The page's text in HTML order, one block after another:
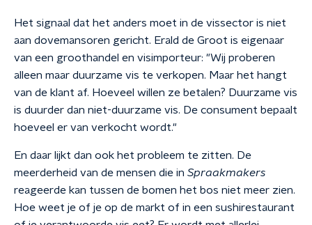
Het signaal dat het anders moet in de vissector is niet
aan dovemansoren gericht. Erald de Groot is eigenaar
van een groothandel en visimporteur: "Wij proberen
alleen maar duurzame vis te verkopen. Maar het hangt
van de klant af. Hoeveel willen ze betalen? Duurzame vis
is duurder dan niet-duurzame vis. De consument bepaalt
hoeveel er van verkocht wordt."
En daar lijkt dan ook het probleem te zitten. De
meerderheid van de mensen die in Spraakmakers
reageerde kan tussen de bomen het bos niet meer zien.
Hoe weet je of je op de markt of in een sushirestaurant